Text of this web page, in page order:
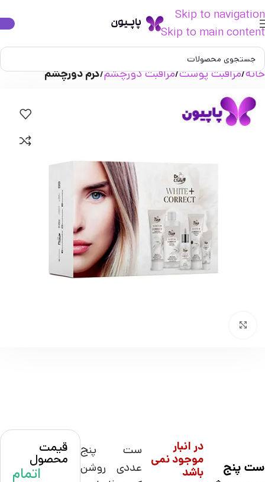
Skip to navigation
Skip to main content
خانه مراقبت پوست مراقبت دورچشم کرم دورچشم
در انبار
موجود نمی
باشد
ست پنج
ست پنج
عددی روشن
قیمت
محصول
اتمام